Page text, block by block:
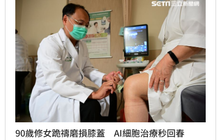
90歲修女跪禱磨損膝蓋 AI細胞治療秒回春